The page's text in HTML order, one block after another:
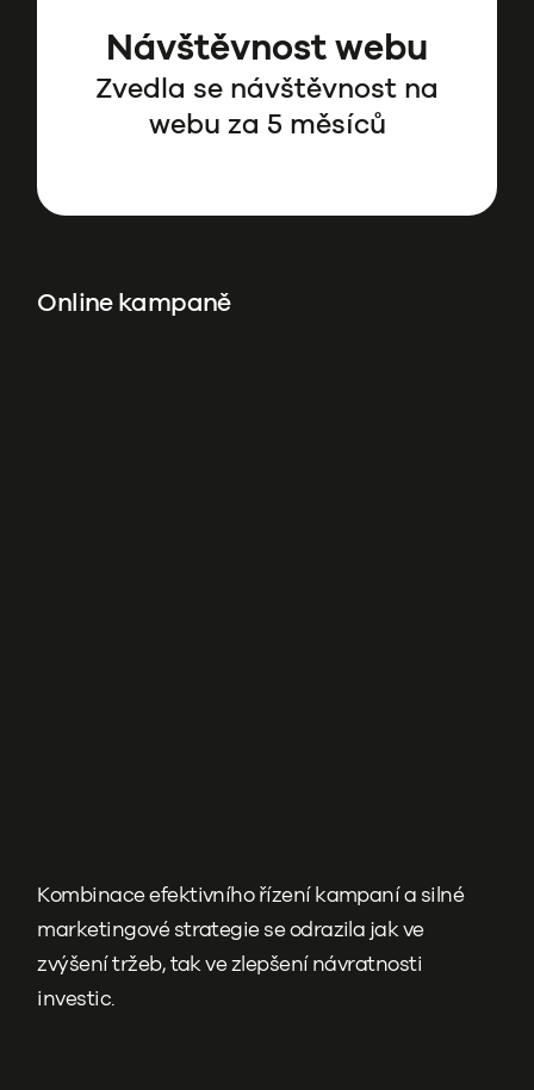
Návštěvnost webu
Zvedla se návštěvnost na
webu za 5 měsíců
Online kampaně
Kombinace efektivního řízení kampaní a silné
marketingové strategie se odrazila jak ve
zvýšení tržeb, tak ve zlepšení návratnosti
investic.